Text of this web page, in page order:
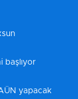
başlıyor
yapacak